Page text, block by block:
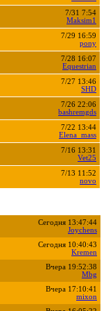
7/31 7:54
Maksim1
7/29 16:59
pony
7/28 16:07
Equestrian
7/27 13:46
SHD
7/26 22:06
bashremgds
7/22 13:44
Elena_mass
7/16 13:31
Vet25
7/13 11:52
novo
Сегодня 13:47:44
Joychens
Сегодня 10:40:43
Kremen
Вчера 19:52:38
Mbg
Вчера 17:10:41
mixon